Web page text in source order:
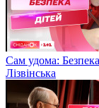
Сам удома:
Лізвінська